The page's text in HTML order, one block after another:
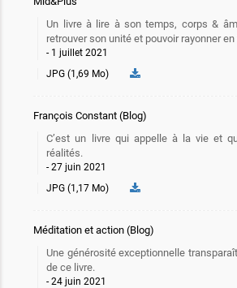
Un livre à lire à son temps, corps &
retrouver son unité et pouvoir rayonner
1 juillet 2021
JPG (1,69 Mo)
François Constant (Blog)
C’est un livre qui appelle à la vie et
réalités.
27 juin 2021
JPG (1,17 Mo)
Méditation et action (Blog)
Une générosité exceptionnelle
de ce livre.
24 juin 2021